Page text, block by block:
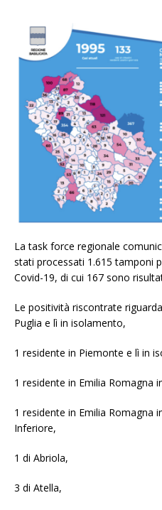
La task force regionale
stati processati 1.615 tamponi
Covid-19, di cui 167 sono
Le positività riscontrate
Puglia e lì in isolamento,
1 residente in Piemonte e lì in
1 residente in Emilia Romagna
1 residente in Emilia Romagna
Inferiore,
1 di Abriola,
3 di Atella,